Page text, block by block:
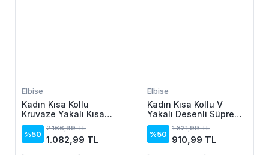
Elbise
Kadın Kısa Kollu
Kruvaze Yakalı Kısa
Krop Ottoman Bluz Ve
Midi Etek Ikili Takım
%50
2.166,99 TL
1.082,99 TL
Elbise
Kadın Kısa Kollu V
Yakalı Desenli Süprem
Elbise
%50
1.821,99 TL
910,99 TL